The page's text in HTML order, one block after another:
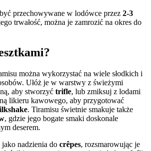
przechowywane w lodówce przez 2-3
trwałość, można je zamrozić na okres do
można wykorzystać na wiele słodkich i
Ułóż je w warstwy z świeżymi
aby stworzyć trifle, lub zmiksuj z lodami
likieru kawowego, aby przygotować
. Tiramisu świetnie smakuje także
, gdzie jego bogate smaki doskonale
deserem.
nadzienia do crêpes, rozsmarowując je